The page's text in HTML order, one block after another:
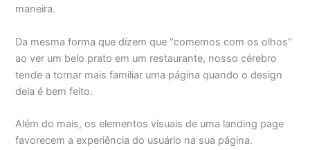
maneira.
Da mesma forma que dizem que “comemos com os olhos”
ao ver um belo prato em um restaurante, nosso cérebro
tende a tornar mais familiar uma página quando o design
dela é bem feito.
Além do mais, os elementos visuais de uma landing page
favorecem a experiência do usuário na sua página.